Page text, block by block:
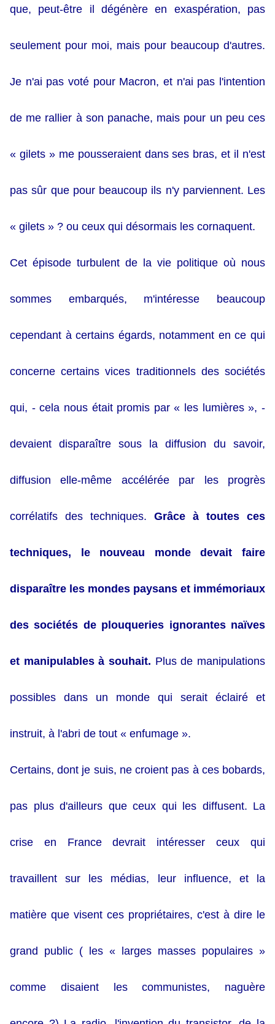
que, peut-être il dégénère en exaspération, pas
seulement pour moi, mais pour beaucoup d'autres.
Je n'ai pas voté pour Macron, et n'ai pas l'intention
de me rallier à son panache, mais pour un peu ces
« gilets » me pousseraient dans ses bras, et il n'est
pas sûr que pour beaucoup ils n'y parviennent. Les
« gilets » ? ou ceux qui désormais les cornaquent.
Cet épisode turbulent de la vie politique où nous
sommes embarqués, m'intéresse beaucoup
cependant à certains égards, notamment en ce qui
concerne certains vices traditionnels des sociétés
qui, - cela nous était promis par « les lumières », -
devaient disparaître sous la diffusion du savoir,
diffusion elle-même accélérée par les progrès
corrélatifs des techniques. Grâce à toutes ces
techniques, le nouveau monde devait faire
disparaître les mondes paysans et immémoriaux
des sociétés de plouqueries ignorantes naïves
et manipulables à souhait. Plus de manipulations
possibles dans un monde qui serait éclairé et
instruit, à l'abri de tout « enfumage ».
Certains, dont je suis, ne croient pas à ces bobards,
pas plus d'ailleurs que ceux qui les diffusent. La
crise en France devrait intéresser ceux qui
travaillent sur les médias, leur influence, et la
matière que visent ces propriétaires, c'est à dire le
grand public ( les « larges masses populaires »
comme disaient les communistes, naguère